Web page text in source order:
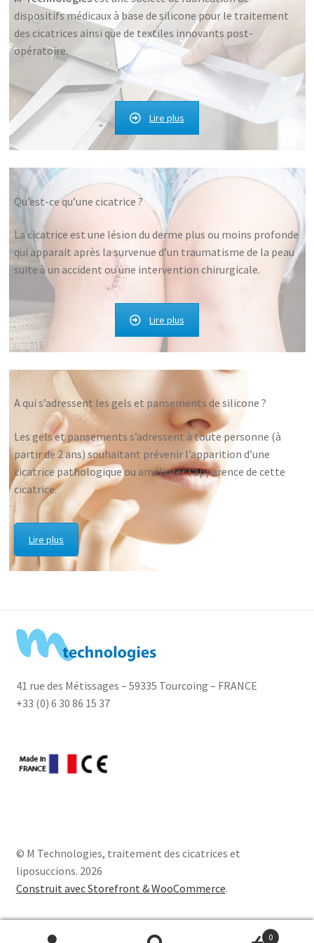
a
dispositifs médicaux à base de silicone pour le traitement
des cicatrices ainsi que de textiles innovants post-
opératoire.
игровой автомат книжки
Lire plus
https://slot-vulkan24.com
Qu’est-ce qu’une cicatrice ?
La cicatrice est une lésion du derme plus ou moins profonde
qui apparait après la survenue d’un traumatisme de la peau
suite à un accident ou une intervention chirurgicale.
Lire plus
A qui s’adressent les gels et pansements de silicone ?
Les gels et pansements s’adressent à toute personne (à
partir de 2 ans) souhaitant prévenir l’apparition d’une
cicatrice pathologique ou améliorer l’apparence de cette
cicatrice.
Lire plus
41 rue des Métissages – 59335 Tourcoing – FRANCE
+33 (0) 6 30 86 15 37
© M Technologies, traitement des cicatrices et
liposuccions. 2026
Construit avec Storefront & WooCommerce.
0